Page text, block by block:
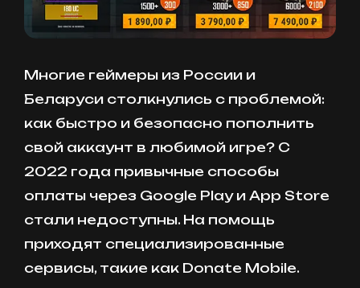
Многие геймеры из России и
Беларуси столкнулись с проблемой:
как быстро и безопасно пополнить
свой аккаунт в любимой игре? С
2022 года привычные способы
оплаты через Google Play и App Store
стали недоступны. На помощь
приходят специализированные
сервисы, такие как Donate Mobile.